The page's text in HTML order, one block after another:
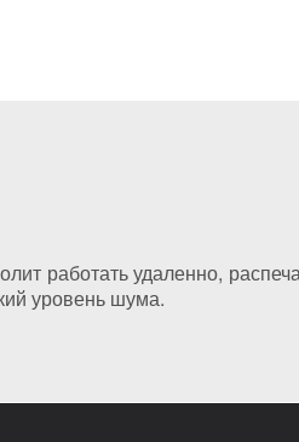
работать удаленно,
уровень шума.